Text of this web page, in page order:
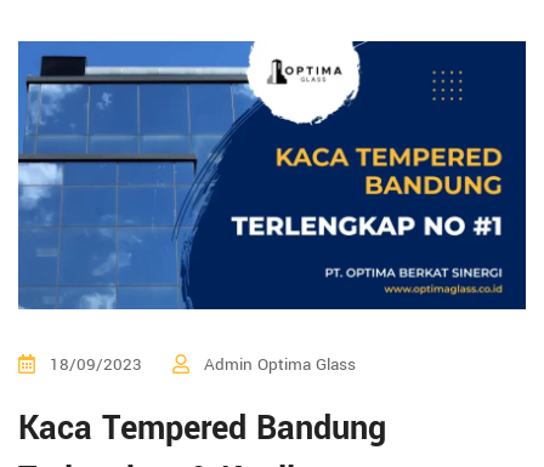
18/09/2023 Admin Optima Glass
Kaca Tempered Bandung